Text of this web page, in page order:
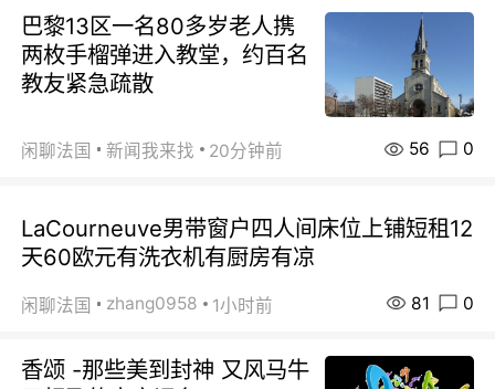
巴黎13区一名80多岁老人携
两枚手榴弹进入教堂，约百名
教友紧急疏散
闲聊法国 新闻我来找 20分钟前 56 0
LaCourneuve男带窗户四人间床位上铺短租12
天60欧元有洗衣机有厨房有凉
闲聊法国 zhang0958 1小时前 81 0
香颂 -那些美到封神 又风马牛